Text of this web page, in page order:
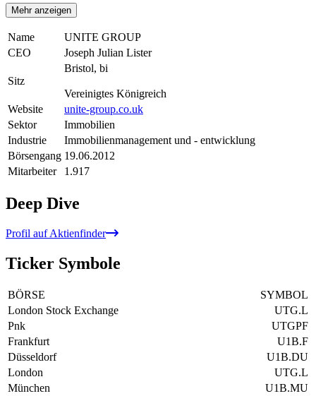
Mehr anzeigen
Name
UNITE GROUP
CEO
Joseph Julian Lister
Sitz
Bristol, bi
Vereinigtes Königreich
Website
unite-group.co.uk
Sektor
Immobilien
Industrie
Immobilienmanagement und - entwicklung
Börsengang 19.06.2012
Mitarbeiter
1.917
Deep Dive
Profil auf Aktienfinder
Ticker Symbole
BÖRSE
SYMBOL
London Stock Exchange
UTG.L
Pnk
UTGPF
Frankfurt
U1B.F
Düsseldorf
U1B.DU
London
UTG.L
München
U1B.MU